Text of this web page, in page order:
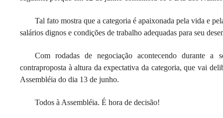
Tal fato mostra que a categoria é apaixonada pela vida e
salários dignos e condições de trabalho adequadas para seu
Com rodadas de negociação acontecendo durante a
contraproposta à altura da expectativa da categoria, que vai
Assembléia do dia 13 de junho.
Todos à Assembléia. É hora de decisão!